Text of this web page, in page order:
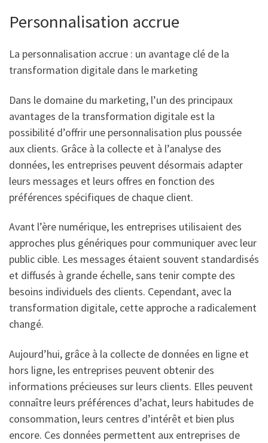
Personnalisation accrue
La personnalisation accrue : un avantage clé de la
transformation digitale dans le marketing
Dans le domaine du marketing, l’un des principaux
avantages de la transformation digitale est la
possibilité d’offrir une personnalisation plus poussée
aux clients. Grâce à la collecte et à l’analyse des
données, les entreprises peuvent désormais adapter
leurs messages et leurs offres en fonction des
préférences spécifiques de chaque client.
Avant l’ère numérique, les entreprises utilisaient des
approches plus génériques pour communiquer avec leur
public cible. Les messages étaient souvent standardisés
et diffusés à grande échelle, sans tenir compte des
besoins individuels des clients. Cependant, avec la
transformation digitale, cette approche a radicalement
changé.
Aujourd’hui, grâce à la collecte de données en ligne et
hors ligne, les entreprises peuvent obtenir des
informations précieuses sur leurs clients. Elles peuvent
connaître leurs préférences d’achat, leurs habitudes de
consommation, leurs centres d’intérêt et bien plus
encore. Ces données permettent aux entreprises de